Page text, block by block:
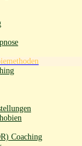
Coaching